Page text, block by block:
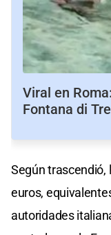
Viral en
Fontana di
Según trascendió,
euros,
autoridades